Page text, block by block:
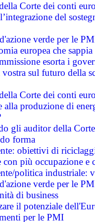
Corte dei conti
del
verde per le
europea che
esorta i
vostra sul futuro della
Corte dei conti
alla produzione di
gli auditor della
forma
obiettivi di
con più occupazione e
politica industriale:
verde per le
di business
il potenziale
per le PMI